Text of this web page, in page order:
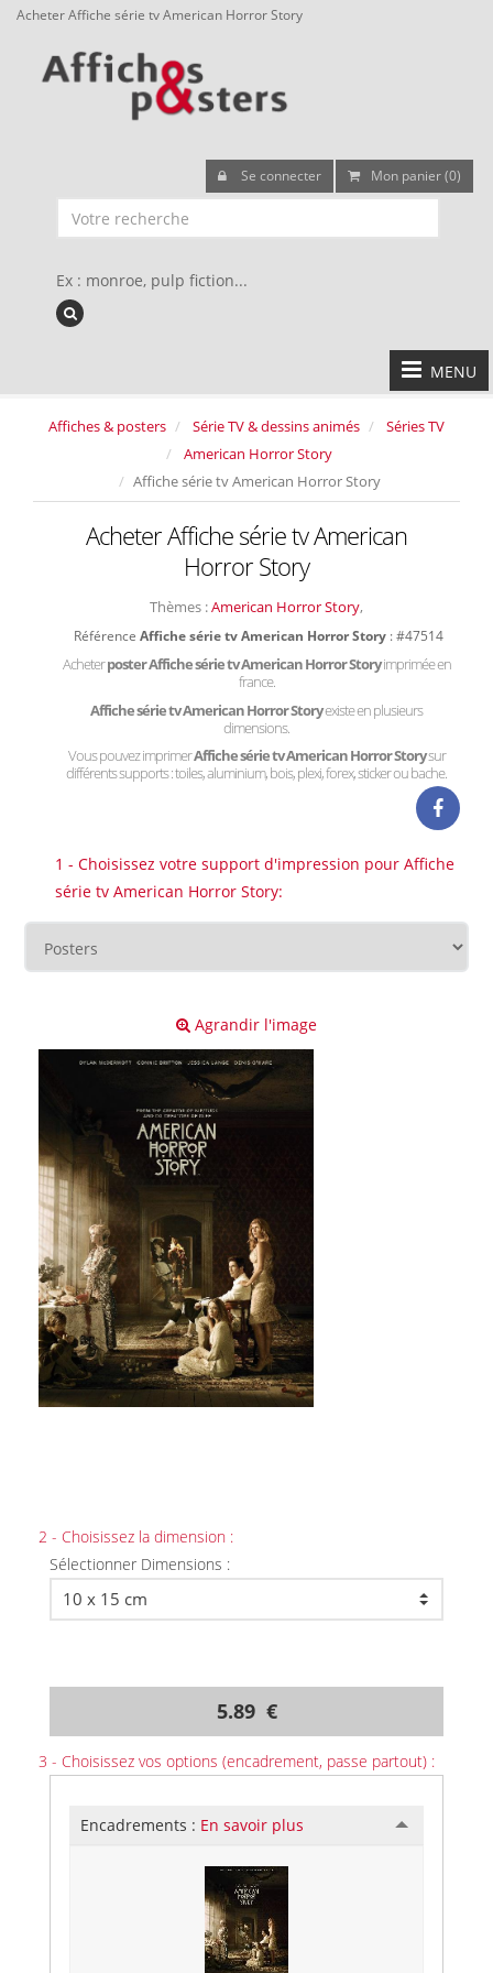
Acheter Affiche série tv American Horror Story
Se connecter Mon panier (0)
Ex : monroe, pulp fiction...
MENU
Affiches & posters Série TV & dessins animés
Séries TV
American Horror Story
Affiche série tv American Horror Story
Acheter Affiche série tv American
Horror Story
Thèmes :American Horror Story,
Référence Affiche série tv American Horror Story : #47514
Acheterposter Affiche série tv American Horror Storyimprimée en
france.
Affiche série tv American Horror Storyexiste en plusieurs
dimensions.
Vous pouvez imprimerAffiche série tv American Horror Storysur
différents supports : toiles, aluminium, bois, plexi, forex, sticker ou bache.
1 - Choisissez votre support d'impression pour Affiche
série tv American Horror Story:
Agrandir l'image
2 - Choisissez la dimension :
Sélectionner Dimensions :
5.89 €
3 - Choisissez vos options (encadrement, passe partout) :
Encadrements : En savoir plus